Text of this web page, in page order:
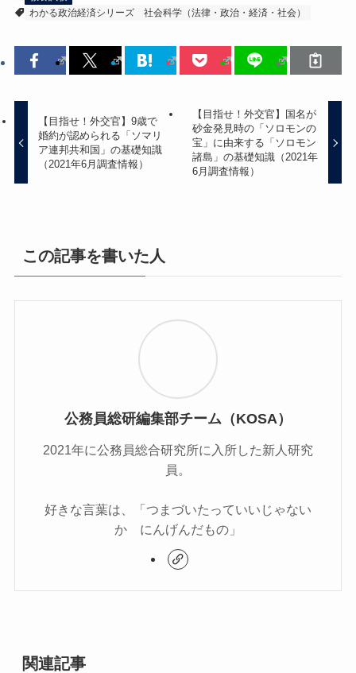
わかる政治経済シリーズ
社会科学（法律・政治・経済・社会）
【目指せ！外交官】9歳で
婚約が認められる「ソマリ
ア連邦共和国」の基礎知識
（2021年6月調査情報）
【目指せ！外交官】国名が
砂金発見時の「ソロモンの
宝」に由来する「ソロモン
諸島」の基礎知識（2021年
6月調査情報）
この記事を書いた人
公務員総研編集部チーム（KOSA）
2021年に公務員総合研究所に入所した新人研究
員。
好きな言葉は、「つまづいたっていいじゃない
か にんげんだもの」
関連記事